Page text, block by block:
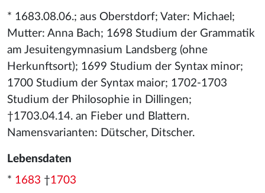
* 1683.08.06.; aus Oberstdorf; Vater: Michael;
Mutter: Anna Bach; 1698 Studium der Grammatik
am Jesuitengymnasium Landsberg (ohne
Herkunftsort); 1699 Studium der Syntax minor;
1700 Studium der Syntax maior; 1702-1703
Studium der Philosophie in Dillingen;
†1703.04.14. an Fieber und Blattern.
Namensvarianten: Dütscher, Ditscher.
Lebensdaten
* 1683 †1703